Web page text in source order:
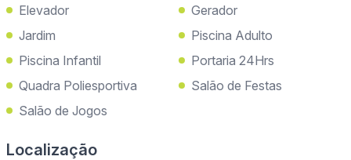
Elevador
Gerador
Jardim
Piscina Adulto
Piscina Infantil
Portaria 24Hrs
Quadra Poliesportiva
Salão de Festas
Salão de Jogos
Localização